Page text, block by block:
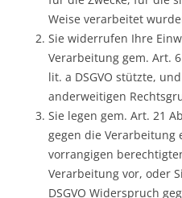
Weise verarbeitet
Sie widerrufen Ihre
Verarbeitung gem. Art.
lit. a DSGVO stützte,
anderweitigen
Sie legen gem. Art. 21
gegen die Verarbeitung
vorrangigen
Verarbeitung vor, oder
DSGVO Widerspruch